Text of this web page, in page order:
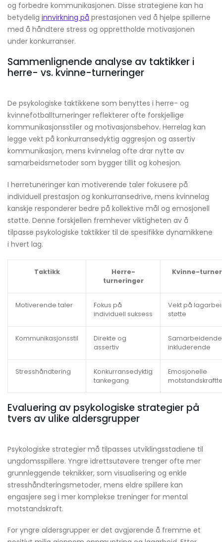
og forbedre kommunikasjonen. Disse strategiene kan ha
betydelig innvirkning på prestasjonen ved å hjelpe spillerne
med å håndtere stress og opprettholde motivasjonen
under konkurranser.
Sammenlignende analyse av taktikker i
herre- vs. kvinne-turneringer
De psykologiske taktikkene som benyttes i herre- og
kvinnefotballturneringer reflekterer ofte forskjellige
kommunikasjonsstiler og motivasjonsbehov. Herrelag kan
legge vekt på konkurransedyktig aggresjon og assertiv
kommunikasjon, mens kvinnelag ofte drar nytte av
samarbeidsmetoder som bygger tillit og kohesjon.
I herretuneringer kan motiverende taler fokusere på
individuell prestasjon og konkurransedrive, mens kvinnelag
kanskje responderer bedre på kollektive mål og emosjonell
støtte. Denne forskjellen fremhever viktigheten av å
tilpasse psykologiske taktikker til de spesifikke dynamikkene
i hvert lag.
Taktikk
Herre-
turneringer
Kvinne-
Motiverende taler
Fokus på
individuell suksess
Vekt på
støtte
Kommunikasjonsstil
Direkte og
assertiv
inkluderende
Stresshåndtering
Konkurransedyktig
tankegang
Emosjonelle
Evaluering av psykologiske strategier på
tvers av ulike aldersgrupper
Psykologiske strategier må tilpasses utviklingsstadiene til
ungdomsspillere. Yngre idrettsutøvere trenger ofte mer
grunnleggende teknikker, som visualisering og enkle
stresshåndteringsmetoder, mens eldre spillere kan
engasjere seg i mer komplekse treninger for mental
motstandskraft.
For yngre aldersgrupper er det avgjørende å fremme et